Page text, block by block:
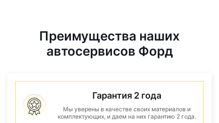
Преимущества наших
автосервисов Форд
Гарантия 2 года
Мы уверены в качестве своих материалов и
комплектующих, и даем на них гарантию 2 года.